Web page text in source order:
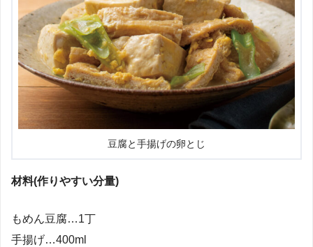
豆腐と手揚げの卵とじ
材料(作りやすい分量)
もめん豆腐…1丁
手揚げ…400ml